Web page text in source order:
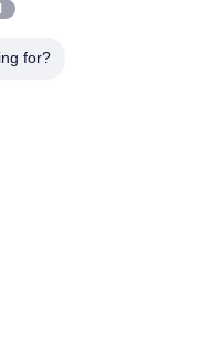
সিটি, জিয়াংসু প্রদেশের,
for?